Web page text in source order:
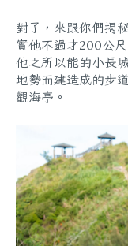
對了，來跟你們揭
實他不過才200公
他之所以能的小長
地勢而建造成的步
觀海亭。